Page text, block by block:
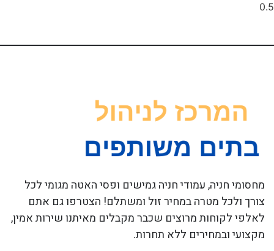
מחסומי חניה, עמודי חניה גמישים ופסי האטה מגומי לכל
צורך ולכל מטרה במחיר זול ומשתלם! הצטרפו גם אתם
לאלפי לקוחות מרוצים שכבר מקבלים מאיתנו שירות אמין,
מקצועי ובמחירים ללא תחרות.